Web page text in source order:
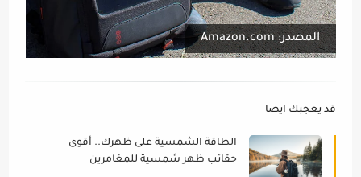
المصدر: Amazon.com
قد يعجبك ايضا
الطاقة الشمسية على ظهرك.. أقوى
حقائب ظهر شمسية للمغامرين